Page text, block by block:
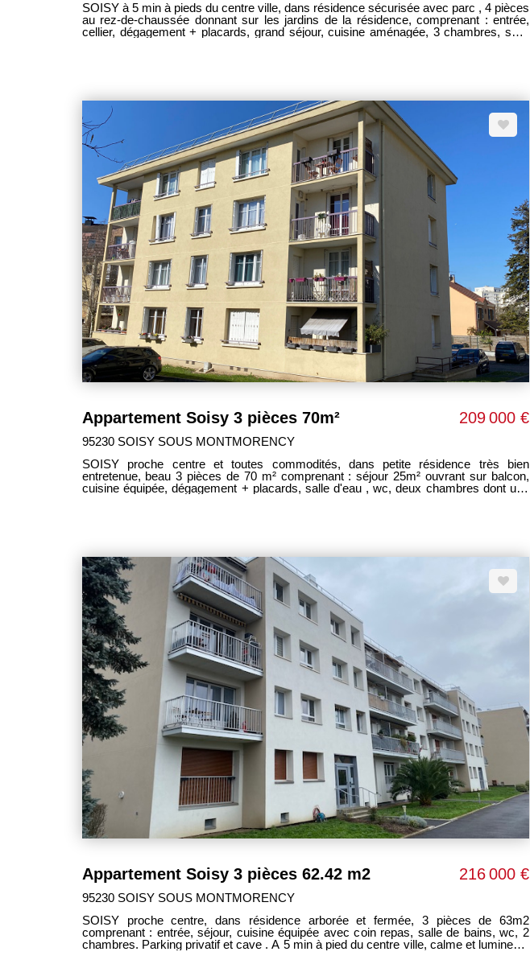
SOISY à 5 min à pieds du centre ville, dans résidence sécurisée avec parc , 4 pièces
au rez-de-chaussée donnant sur les jardins de la résidence, comprenant : entrée,
cellier, dégagement + placards, grand séjour, cuisine aménagée, 3 chambres, salle
Appartement Soisy 3 pièces 70m² 209 000 €
95230 SOISY SOUS MONTMORENCY
SOISY proche centre et toutes commodités, dans petite résidence très bien
entretenue, beau 3 pièces de 70 m² comprenant : séjour 25m² ouvrant sur balcon,
cuisine équipée, dégagement + placards, salle d'eau , wc, deux chambres dont une
Appartement Soisy 3 pièces 62.42 m2 216 000 €
95230 SOISY SOUS MONTMORENCY
SOISY proche centre, dans résidence arborée et fermée, 3 pièces de 63m2
comprenant : entrée, séjour, cuisine équipée avec coin repas, salle de bains, wc, 2
chambres. Parking privatif et cave . A 5 min à pied du centre ville, calme et lumineux.